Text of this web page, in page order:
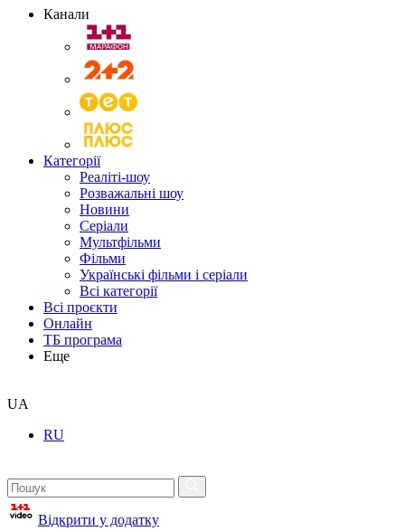
Канали
Категорії
Реаліті-шоу
Розважальні шоу
Новини
Серіали
Мультфільми
Фільми
Українські фільми і серіали
Всі категорії
Всі проєкти
Онлайн
ТБ програма
Еще
UA
RU
Відкрити у додатку